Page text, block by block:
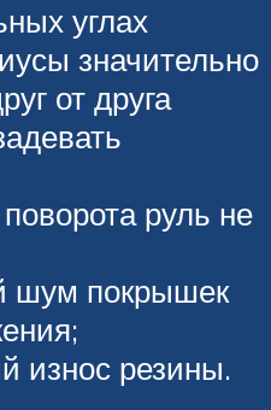
углах
значительно
от друга
руль не
шум покрышек
износ резины.